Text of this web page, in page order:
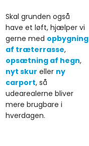
Skal grunden også
have et løft, hjælper vi
gerne med opbygning
af træterrasse,
opsætning af hegn,
nyt skur eller ny
carport, så
udearealerne bliver
mere brugbare i
hverdagen.